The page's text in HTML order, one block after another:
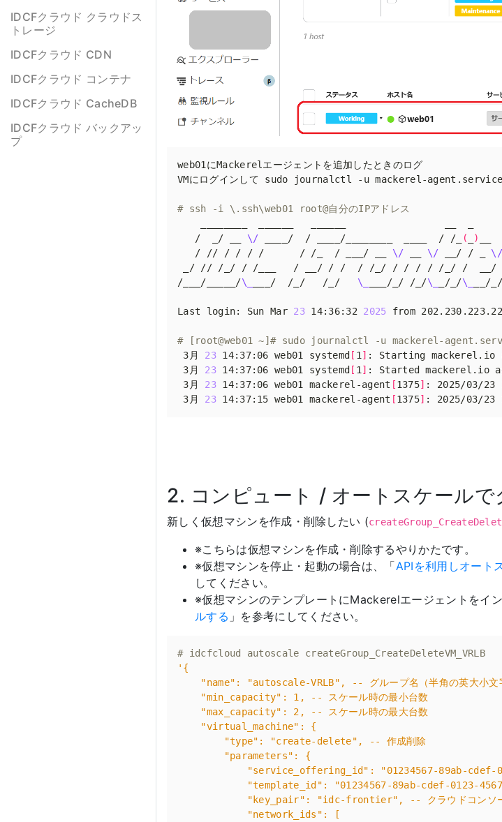
IDCFクラウド クラウドス
トレージ
IDCFクラウド CDN
IDCFクラウド コンテナ
IDCFクラウド CacheDB
IDCFクラウド バックアッ
プ
# ssh -i \.ssh\web01 root@自分のIPアドレス
   /  _/ __
\/ ____/  / ____/________  ____  / /_ ( )
   / // / / / /      / /_  / ___/ __
\/ \/ __/ / _ \/
/___/_____/\_ ___/  /_/   /_/ \_ ___/_/ /_/\_ _/_/\_
Last login: Sun Mar 23 14:36:32 2025
# [root@web01 ~]# sudo journalctl -u mackerel-
3月 23 14:37:06 web01 systemd [ 1]
3月 23 14:37:06 web01 systemd [ 1]
3月 23 14:37:06 web01 mackerel-agent [1375]
3月 23 14:37:15 web01 mackerel-agent [1375] : 2025/03/23
2. コンピュート / オートスケールで
新しく仮想マシンを作成・削除したい (
※こちらは仮想マシンを作成・削除するやりかたです。
※仮想マシンを停止・起動の場合は、「APIを利用しオート
してください。
※仮想マシンのテンプレートにMackerelエージェントをイ
ルする 」を参考にしてください。
# idcfcloud autoscale createGroup_CreateDeleteVM_VRLB